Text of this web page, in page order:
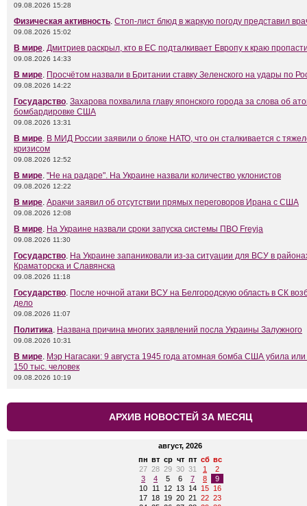
09.08.2026 15:28
Физическая активность. Стоп-лист блюд в жаркую погоду представил
09.08.2026 15:02
В мире. Дмитриев раскрыл, кто в ЕС подталкивает Европу к краю
09.08.2026 14:33
В мире. Просчётом назвали в Британии ставку Зеленского на удары по
09.08.2026 14:22
Государство. Захарова похвалила главу японского города за слова об
бомбардировке США
09.08.2026 13:31
В мире. В МИД России заявили о блоке НАТО, что он сталкивается с
кризисом
09.08.2026 12:52
В мире. "Не на радаре". На Украине назвали количество уклонистов
09.08.2026 12:22
В мире. Аракчи заявил об отсутствии прямых переговоров Ирана с США
09.08.2026 12:08
В мире. На Украине назвали сроки запуска системы ПВО Freyja
09.08.2026 11:30
Государство. На Украине запаниковали из-за ситуации для ВСУ в
Краматорска и Славянска
09.08.2026 11:18
Государство. После ночной атаки ВСУ на Белгородскую область в СК
дело
09.08.2026 11:07
Политика. Названа причина многих заявлений посла Украины Залужного
09.08.2026 10:31
В мире. Мэр Нагасаки: 9 августа 1945 года атомная бомба США убила
150 тыс. человек
09.08.2026 10:19
АРХИВ НОВОСТЕЙ ЗА МЕСЯЦ
август, 2026
пн вт ср чт пт сб вс
27 28 29 30 31 1
2
3
4 5 6 7 8
9
10
11 12 13 14 15 16
17 18 19 20 21 22 23